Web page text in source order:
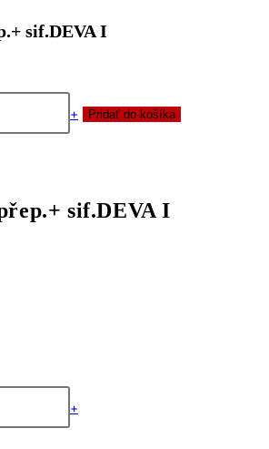
sif.DEVA I
+ Pridať do košíka
sif.DEVA I
+